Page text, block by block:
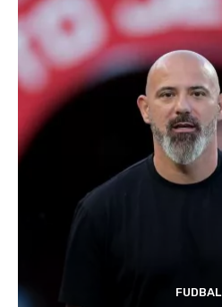
FUDBAL